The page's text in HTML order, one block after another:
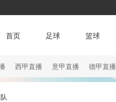
首页 足球 篮球
西甲直播 意甲直播 德甲直播